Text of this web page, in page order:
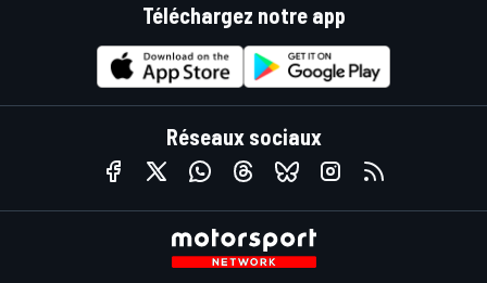
Téléchargez notre app
Réseaux sociaux